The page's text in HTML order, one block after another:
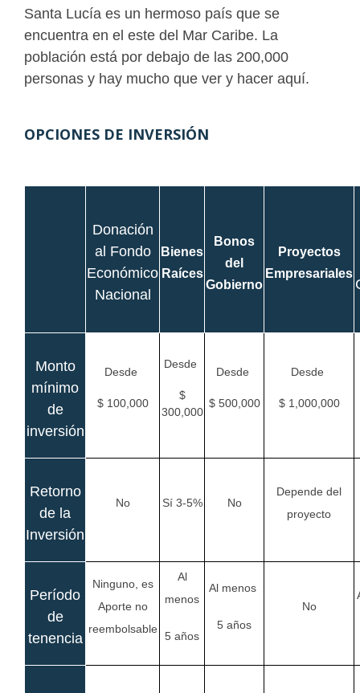
Santa Lucía es un hermoso país que se
encuentra en el este del Mar Caribe. La
población está por debajo de las 200,000
personas y hay mucho que ver y hacer aquí.
OPCIONES DE INVERSIÓN
Donación
al Fondo
Económico
Nacional
Bienes
Raíces
Bonos
del
Gobierno
Proyectos
Empresariales
Monto
mínimo
de
inversión
Desde
$ 100,000
Desde
$
300,000
Desde
$ 500,000
Desde
$ 1,000,000
Retorno
de la
Inversión
No Sí 3-5% No
Depende del
proyecto
Período
de
tenencia
Ninguno, es
Aporte no
reembolsable
Al
menos
5 años
Al menos
5 años
No